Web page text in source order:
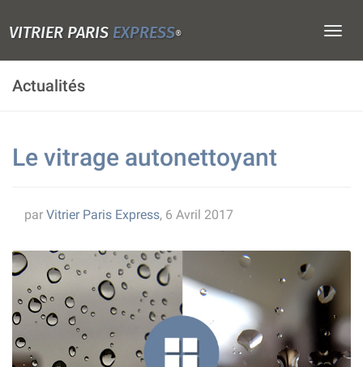
VITRIER PARIS EXPRESS®
Actualités
Le vitrage autonettoyant
par Vitrier Paris Express, 6 Avril 2017